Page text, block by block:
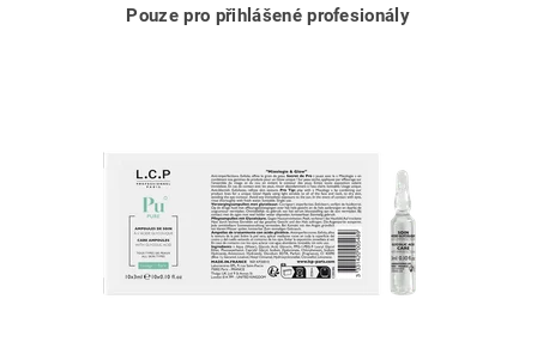
Pouze pro přihlášené profesionály